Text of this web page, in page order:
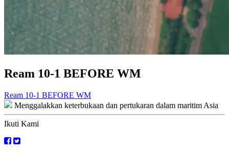
Ream 10-1 BEFORE WM
Navigasi
kiriman
Ream 10-1 BEFORE WM
Menggalakkan keterbukaan dan pertukaran dalam maritim Asia
Ikuti Kami